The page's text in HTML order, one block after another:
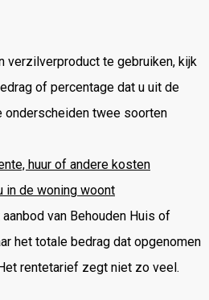
verzilverproduct te gebruiken, kijk
of percentage dat u uit de
onderscheiden twee soorten
huur of andere kosten
in de woning woont
van Behouden Huis of
het totale bedrag dat opgenomen
rentetarief zegt niet zo veel.